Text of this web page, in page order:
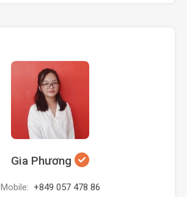
Gia Phương
Mobile: +849 057 478 86